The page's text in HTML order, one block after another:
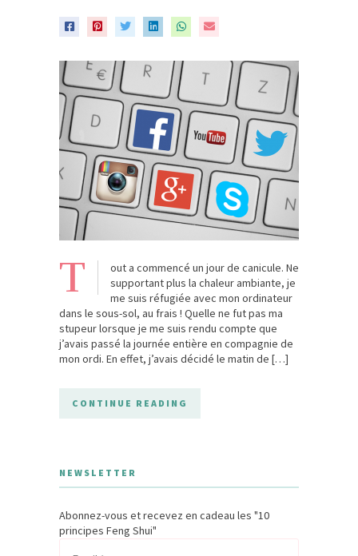
T
out a commencé un jour de canicule. Ne
supportant plus la chaleur ambiante, je
me suis réfugiée avec mon ordinateur
dans le sous-sol, au frais ! Quelle ne fut pas ma
stupeur lorsque je me suis rendu compte que
j’avais passé la journée entière en compagnie de
mon ordi. En effet, j’avais décidé le matin de […]
CONTINUE READING
NEWSLETTER
Abonnez-vous et recevez en cadeau les "10
principes Feng Shui"